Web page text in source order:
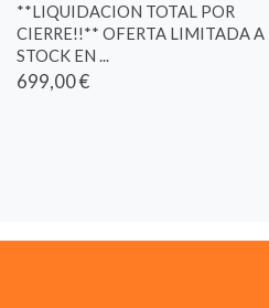
**LIQUIDACION TOTAL POR
CIERRE!!** OFERTA LIMITADA A
STOCK EN ...
699,00 €